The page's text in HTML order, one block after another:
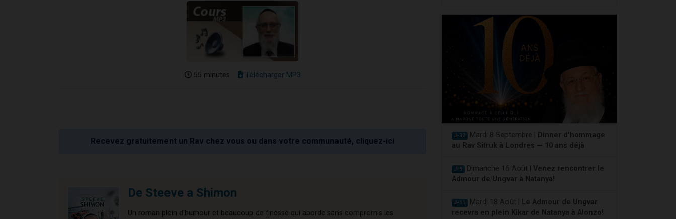
55 minutes Télécharger MP3
Recevez gratuitement un Rav chez vous ou dans votre communauté, cliquez-ici
De Steeve a Shimon
Un roman plein d'humour et beaucoup de finesse qui aborde sans compromis les
J-32 Mardi 8 Septembre |
Dinner d'hommage
au Rav Sitruk à Londres — 10 ans déjà
J-9 Dimanche 16 Août | Venez rencontrer le
Admour de Ungvar à Natanya!
J-11 Mardi 18 Août |
Le Admour de Ungvar
recevra en plein Kikar de Natanya à Alonzo!